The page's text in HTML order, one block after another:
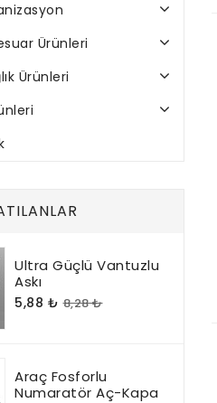
Ürünleri
Ürünleri
Ultra Güçlü Vantuzlu
Askı
5,88 ₺ 8,28 ₺
Araç Fosforlu
Numaratör Aç-Kapa